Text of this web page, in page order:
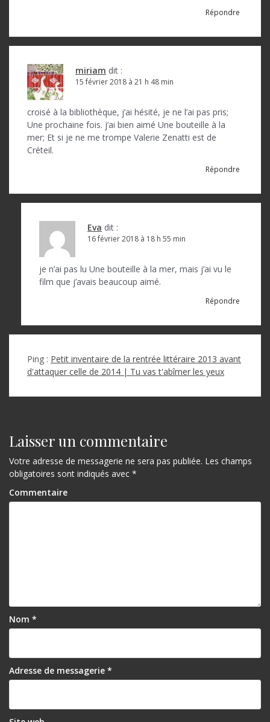
Répondre
miriam dit :
15 février 2018 à 21 h 48 min
croisé à la bibliothèque, j’ai hésité, je ne l’ai pas pris;
Une prochaine fois. j’ai bien aimé Une bouteille à la
mer; Et si je ne me trompe Valerie Zenatti est de
Créteil.
Répondre
Eva dit :
16 février 2018 à 18 h 55 min
je n’ai pas lu Une bouteille à la mer, mais j’ai vu le
film que j’avais beaucoup aimé.
Répondre
Ping : Petit inventaire de la rentrée littéraire 2013 avant
d'attaquer celle de 2014 | Tu vas t'abîmer les yeux
Laisser un commentaire
Votre adresse de messagerie ne sera pas publiée. Les champs
obligatoires sont indiqués avec *
Commentaire
Nom *
Adresse de messagerie *